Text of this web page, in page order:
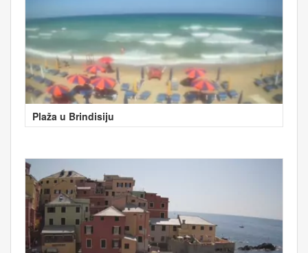
Plaža u Brindisiju